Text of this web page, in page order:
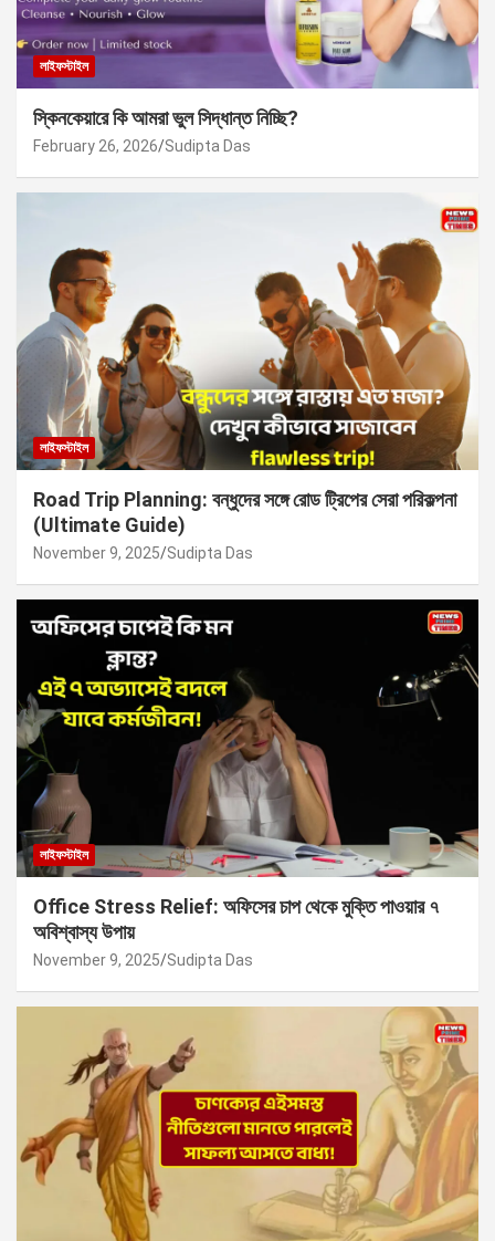
লাইফস্টাইল
স্কিনকেয়ারে কি আমরা ভুল সিদ্ধান্ত নিচ্ছি?
February 26, 2026 Sudipta Das
লাইফস্টাইল
Road Trip Planning: বন্ধুদের সঙ্গে রোড ট্রিপের সেরা পরিকল্পনা
(Ultimate Guide)
November 9, 2025 Sudipta Das
লাইফস্টাইল
Office Stress Relief: অফিসের চাপ থেকে মুক্তি পাওয়ার ৭
অবিশ্বাস্য উপায়
November 9, 2025 Sudipta Das